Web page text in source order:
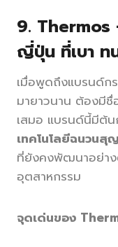
9. Thermos
ญี่ปุ่น ที่เบา ท
เมื่อพูดถึงแบรนด์กร
มายาวนาน ต้องมีชื่
เสมอ แบรนด์นี้มีต้น
เทคโนโลยีฉนวน
ที่ยังคงพัฒนาอย่าง
อุตสาหกรรม
จุดเด่นของ